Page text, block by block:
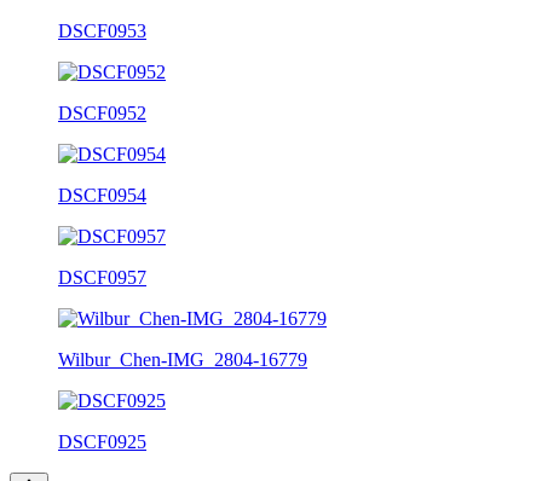
DSCF0953
DSCF0952
DSCF0954
DSCF0957
Wilbur_Chen-IMG_2804-16779
DSCF0925